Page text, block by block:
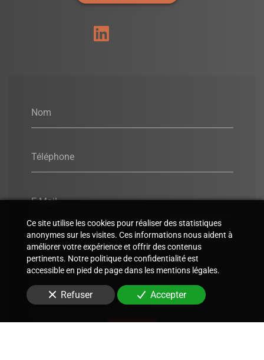
Nom
Téléphone
E-Mail
Message
Ce site utilise les cookies pour réaliser des statistiques
anonymes sur les visites. Ces informations nous aident à
améliorer votre expérience et offrir des contenus
pertinents. Notre politique de confidentialité est
accessible en pied de page dans les mentions légales.
Refuser Accepter